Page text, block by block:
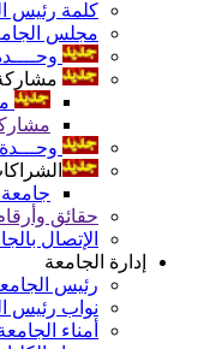
كلمة رئيس
مجلس
حقائق
الإتصال
إدارة الجامعة
رئيس
نواب رئيس
أمناء